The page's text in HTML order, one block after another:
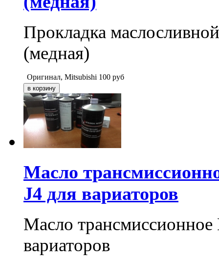
Прокладка
(медная)
Оригинал, Mitsubishi 100 руб
Масло
J4 для вариаторов
Масло
вариаторов